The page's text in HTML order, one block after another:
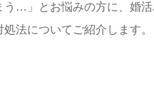
…」とお悩みの方に、婚
法についてご紹介します。